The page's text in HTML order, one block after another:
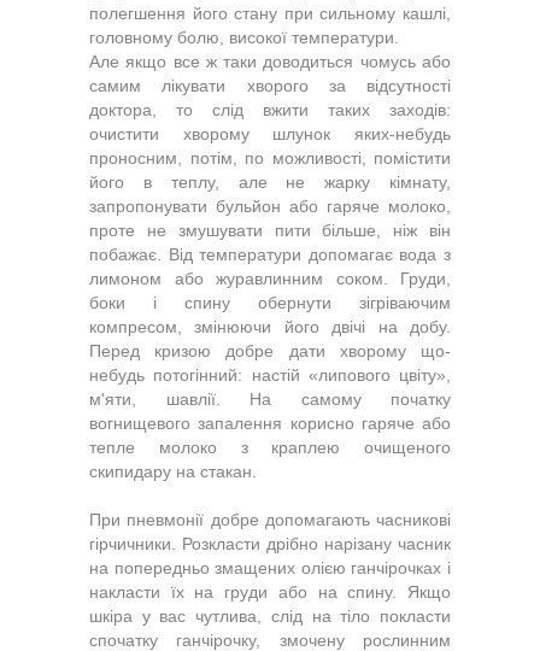
полегшення його стану при сильному кашлі,
головному болю, високої температури.
Але якщо все ж таки доводиться чомусь або
самим лікувати хворого за відсутності
доктора, то слід вжити таких заходів:
очистити хворому шлунок яких-небудь
проносним, потім, по можливості, помістити
його в теплу, але не жарку кімнату,
запропонувати бульйон або гаряче молоко,
проте не змушувати пити більше, ніж він
побажає. Від температури допомагає вода з
лимоном або журавлинним соком. Груди,
боки і спину обернути зігріваючим
компресом, змінюючи його двічі на добу.
Перед кризою добре дати хворому що-
небудь потогінний: настій «липового цвіту»,
м'яти, шавлії. На самому початку
вогнищевого запалення корисно гаряче або
тепле молоко з краплею очищеного
скипидару на стакан.
При пневмонії добре допомагають часникові
гірчичники. Розкласти дрібно нарізану часник
на попередньо змащених олією ганчірочках і
накласти їх на груди або на спину. Якщо
шкіра у вас чутлива, слід на тіло покласти
спочатку ганчірочку, змочену рослинним